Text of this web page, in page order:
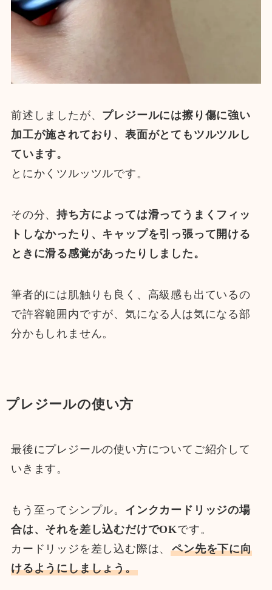
前述しましたが、 プレジールには擦り傷に強い
加工が施されており、表面がとてもツルツルし
ています。
とにかくツルッツルです。
その分、持ち方によっては滑ってうまくフィッ
トしなかったり、キャップを引っ張って開ける
ときに滑る感覚があったりしました。
筆者的には肌触りも良く、高級感も出ているの
で許容範囲内ですが、気になる人は気になる部
分かもしれません。
プレジールの使い方
最後にプレジールの使い方についてご紹介して
いきます。
もう至ってシンプル。 インクカードリッジの場
合は、それを差し込むだけでOKです。
カードリッジを差し込む際は、ペン先を下に向
けるようにしましょう。